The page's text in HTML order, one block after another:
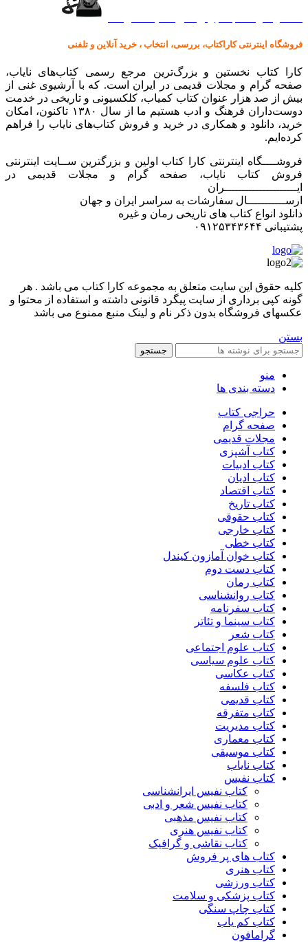
فروشگاه اینترنتی کاراکتاب، بررسی، انتخاب ، خرید آنلاین و تلفنی
کارا کتاب نخستین و بزرگ‌ترین مرجع رسمی کتاب‌های نایاب،
صفحه گرام و مجلات قدیمی در ایران است. که با آرشیوی غنی از
بیش از صد هزار عنوان کتاب کمیاب، کلکسیونی و تاریخی در خدمت
دوست‌داران فرهنگ و ادب هستیم ما از سال ۱۳۸۰ تاکنون، امکان
خرید، دانلود و همکاری در خرید و فروش کتاب‌های نایاب را فراهم
کرده‌ایم.
فروشــــگاه اینترنتی کارا کتاب اولین و بزرگترین ســایت اینترنتی
فروش کتاب نایاب، صفحه گرام و مجلات قدیمی در
ایـــــــــــــــــــــران
ارســـــــــــال سفارشات به سراسر ایران و جهان
دانلود انواع کتاب های تاریخی رمان و غیره
پشتیبانی ۰۹۱۲۵۳۴۳۶۴۴
کليه حقوق اين سايت متعلق به مجموعه کارا کتاب می باشد . هر
گونه کپی برداری از سایت پیگرد قانونی داشته و استفاده از محتوا و
عکسهای فروشگاه بدون ذکر نام و لینک منبع ممنوع می باشد
بستن
جستجو
منو
دسته بندی ها
حراجی کتاب
صفحه گرام
مجلات قدیمی
کتاب آشپزی
کتاب ادبیات
کتاب ادیان
کتاب اقتصاد
کتاب تاریخ
کتاب حقوقی
کتاب خارجی
کتاب خطی
کتاب خوان آمازون کیندل
کتاب دست دوم
کتاب رمان
کتاب روانشناسی
کتاب سفرنامه
کتاب سینما و تئاتر
کتاب شعر
کتاب علوم اجتماعی
کتاب علوم سیاسی
کتاب عکاسی
کتاب فلسفه
کتاب قدیمی
کتاب متفرقه
کتاب مدیریت
کتاب معماری
کتاب موسیقی
کتاب نایاب
کتاب نفیس
کتاب نفیس ایرانشناسی
کتاب نفیس شعر و ادبی
کتاب نفیس مذهبی
کتاب نفیس هنری
کتاب نقاشی و گرافیک
کتاب های پر فروش
کتاب هنری
کتاب ورزشی
کتاب پزشکی و سلامت
کتاب چاپ سنگی
کتاب کم یاب
گرامافون